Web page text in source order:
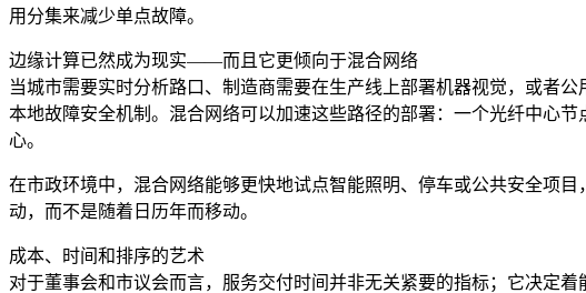
用分集来减少单点故障。
边缘计算已然成为现实——而且它更倾向于混合网络
当城市需要实时分析路口、制造商需要在生产线上部署机器视觉，或者
本地故障安全机制。混合网络可以加速这些路径的部署：一个光纤中心
心。
在市政环境中，混合网络能够更快地试点智能照明、停车或公共安全项
动，而不是随着日历年而移动。
成本、时间和排序的艺术
对于董事会和市议会而言，服务交付时间并非无关紧要的指标；它决定